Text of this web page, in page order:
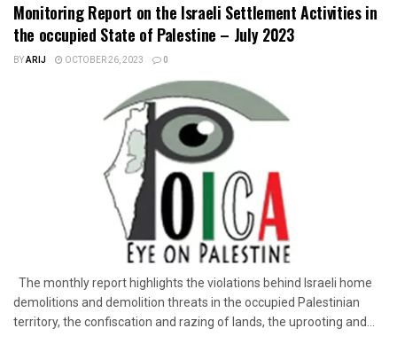
Monitoring Report on the Israeli Settlement Activities in
the occupied State of Palestine – July 2023
BYARIJ OCTOBER 26, 2023 0
The monthly report highlights the violations behind Israeli home
demolitions and demolition threats in the occupied Palestinian
territory, the confiscation and razing of lands, the uprooting and...